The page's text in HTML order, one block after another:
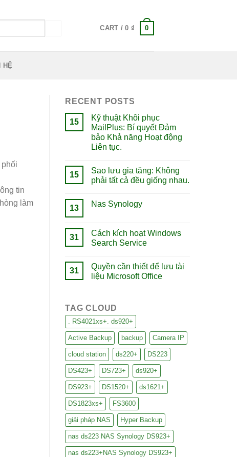
CART /0 ₫ 0
HỆ
tin
làm
RECENT POSTS
15
Kỹ thuật Khôi phục
MailPlus: Bí quyết Đảm
bảo Khả năng Hoạt động
Liên tục.
15
Sao lưu gia tăng: Không
phải tất cả đều giống nhau.
13 Nas Synology
31
Cách kích hoạt Windows
Search Service
31
Quyền cần thiết để lưu tài
liệu Microsoft Office
TAG CLOUD
. RS4021xs+. ds920+
Active Backup backup Camera IP
cloud station ds220+ DS223
DS423+ DS723+ ds920+
DS923+ DS1520+ ds1621+
DS1823xs+ FS3600
giải pháp NAS Hyper Backup
nas ds223 NAS Synology DS923+
nas ds223+NAS Synology DS923+